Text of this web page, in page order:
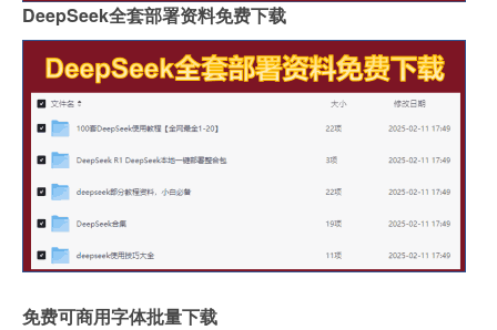
DeepSeek全套部署资料免费下载
免费可商用字体批量下载